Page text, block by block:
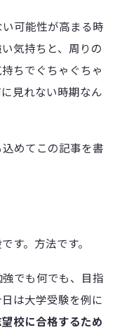
可能性が高まる時
気持ちと、周りの
ちでぐちゃぐちゃ
見れない時期なん
めてこの記事を書
す。方法です。
でも何でも、目指
は大学受験を例に
校に合格するため